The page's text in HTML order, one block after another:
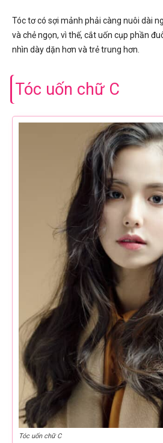
Tóc tơ có sợi mảnh phải càng nuôi dài
và chẻ ngọn, vì thế, cắt uốn cụp phần
nhìn dày dặn hơn và trẻ trung hơn.
Tóc uốn chữ C
Tóc uốn chữ C